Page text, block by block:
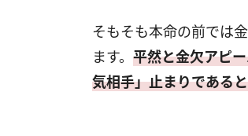
そもそも本命の前では
ます。 平然と金欠アピ
気相手」止まりである